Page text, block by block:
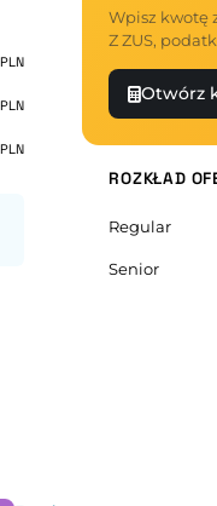
PLN
PLN
PLN
Wpisz kwotę
Z ZUS,
Otwórz
ROZKŁAD
Regular
Senior